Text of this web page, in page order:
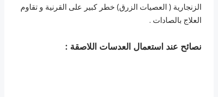
الزنجارية ( العصيات الزرق) خطر كبير على القرنية و تقاوم
العلاج بالصادات .
نصائح عند استعمال العدسات اللاصقة :